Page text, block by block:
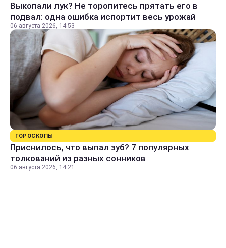
Выкопали лук? Не торопитесь прятать его в
подвал: одна ошибка испортит весь урожай
06 августа 2026, 14:53
ГОРОСКОПЫ
Приснилось, что выпал зуб? 7 популярных
толкований из разных сонников
06 августа 2026, 14:21